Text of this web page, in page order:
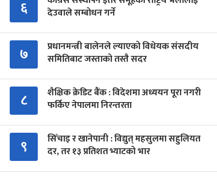
६
देउवाले सम्बोधन गर्ने
७
प्रधानमन्त्री बालेनले ल्याएको विधेयक संसदीय
समितिबाट जस्ताको तस्तै सदर
८
शैक्षिक क्रेडिट बैंक : विदेशमा अध्ययन पूरा नगरी
फर्किए नेपालमा निरन्तरता
९
सिँचाइ र खानेपानी : विद्युत् महसुलमा सहुलियत
दर, तर १३ प्रतिशत भ्याटको भार